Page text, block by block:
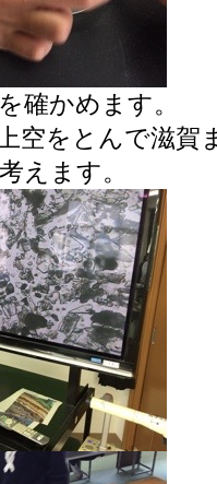
確かめます。
空をとんで滋賀
えます。